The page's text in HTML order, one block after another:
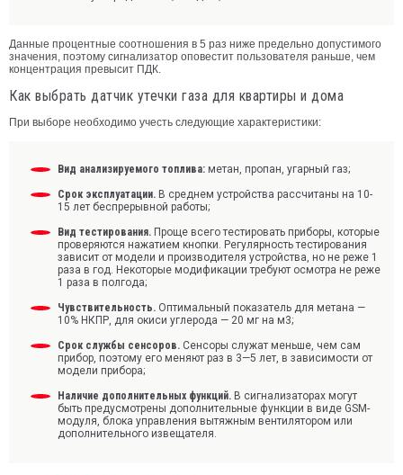
Данные процентные соотношения в 5 раз ниже предельно допустимого
значения, поэтому сигнализатор оповестит пользователя раньше, чем
концентрация превысит ПДК.
Как выбрать датчик утечки газа для квартиры и дома
При выборе необходимо учесть следующие характеристики:
Вид анализируемого топлива: метан, пропан, угарный газ;
Срок эксплуатации. В среднем устройства рассчитаны на 10-
15 лет беспрерывной работы;
Вид тестирования. Проще всего тестировать приборы, которые
проверяются нажатием кнопки. Регулярность тестирования
зависит от модели и производителя устройства, но не реже 1
раза в год. Некоторые модификации требуют осмотра не реже
1 раза в полгода;
Чувствительность. Оптимальный показатель для метана —
10% НКПР, для окиси углерода — 20 мг на м3;
Срок службы сенсоров. Сенсоры служат меньше, чем сам
прибор, поэтому его меняют раз в 3—5 лет, в зависимости от
модели прибора;
Наличие дополнительных функций. В сигнализаторах могут
быть предусмотрены дополнительные функции в виде GSM-
модуля, блока управления вытяжным вентилятором или
дополнительного извещателя.